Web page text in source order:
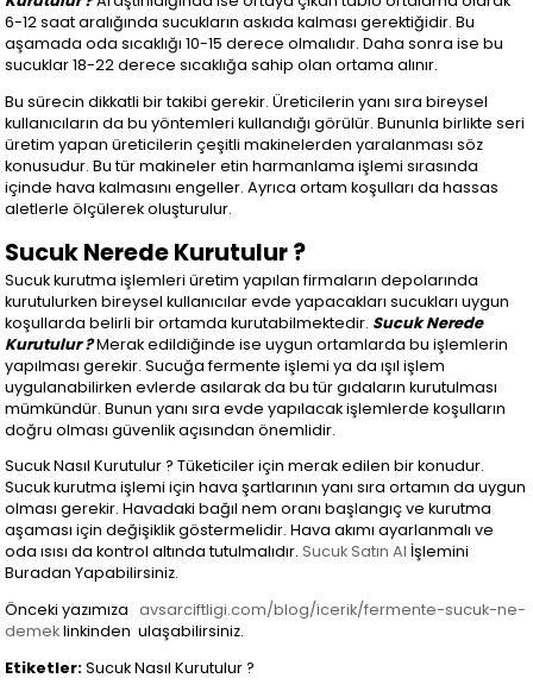
6-12 saat aralığında sucukların askıda kalması gerektiğidir. Bu
aşamada oda sıcaklığı 10-15 derece olmalıdır. Daha sonra ise bu
sucuklar 18-22 derece sıcaklığa sahip olan ortama alınır.
Bu sürecin dikkatli bir takibi gerekir. Üreticilerin yanı sıra bireysel
kullanıcıların da bu yöntemleri kullandığı görülür. Bununla birlikte seri
üretim yapan üreticilerin çeşitli makinelerden yaralanması söz
konusudur. Bu tür makineler etin harmanlama işlemi sırasında
içinde hava kalmasını engeller. Ayrıca ortam koşulları da hassas
aletlerle ölçülerek oluşturulur.
Sucuk Nerede Kurutulur ?
Sucuk kurutma işlemleri üretim yapılan firmaların depolarında
kurutulurken bireysel kullanıcılar evde yapacakları sucukları uygun
koşullarda belirli bir ortamda kurutabilmektedir. Sucuk Nerede
Kurutulur ?Merak edildiğinde ise uygun ortamlarda bu işlemlerin
yapılması gerekir. Sucuğa fermente işlemi ya da ışıl işlem
uygulanabilirken evlerde asılarak da bu tür gıdaların kurutulması
mümkündür. Bunun yanı sıra evde yapılacak işlemlerde koşulların
doğru olması güvenlik açısından önemlidir.
Sucuk Nasıl Kurutulur ? Tüketiciler için merak edilen bir konudur.
Sucuk kurutma işlemi için hava şartlarının yanı sıra ortamın da uygun
olması gerekir. Havadaki bağıl nem oranı başlangıç ve kurutma
aşaması için değişiklik göstermelidir. Hava akımı ayarlanmalı ve
oda ısısı da kontrol altında tutulmalıdır.Sucuk Satın Al İşlemini
Buradan Yapabilirsiniz.
Önceki yazımızaavsarciftligi.com/blog/icerik/fermente-sucuk-ne-
demeklinkinden ulaşabilirsiniz.
Etiketler:Sucuk Nasıl Kurutulur ?